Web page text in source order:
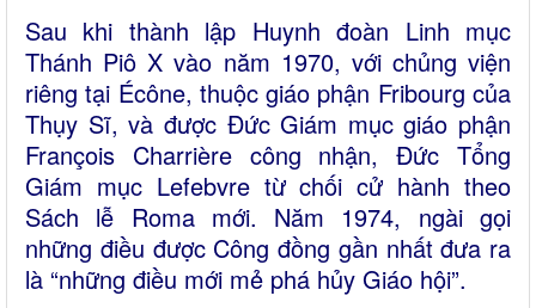
Sau khi thành lập Huynh đoàn Linh mục
Thánh Piô X vào năm 1970, với chủng viện
riêng tại Écône, thuộc giáo phận Fribourg của
Thụy Sĩ, và được Đức Giám mục giáo phận
François Charrière công nhận, Đức Tổng
Giám mục Lefebvre từ chối cử hành theo
Sách lễ Roma mới. Năm 1974, ngài gọi
những điều được Công đồng gần nhất đưa ra
là “những điều mới mẻ phá hủy Giáo hội”.